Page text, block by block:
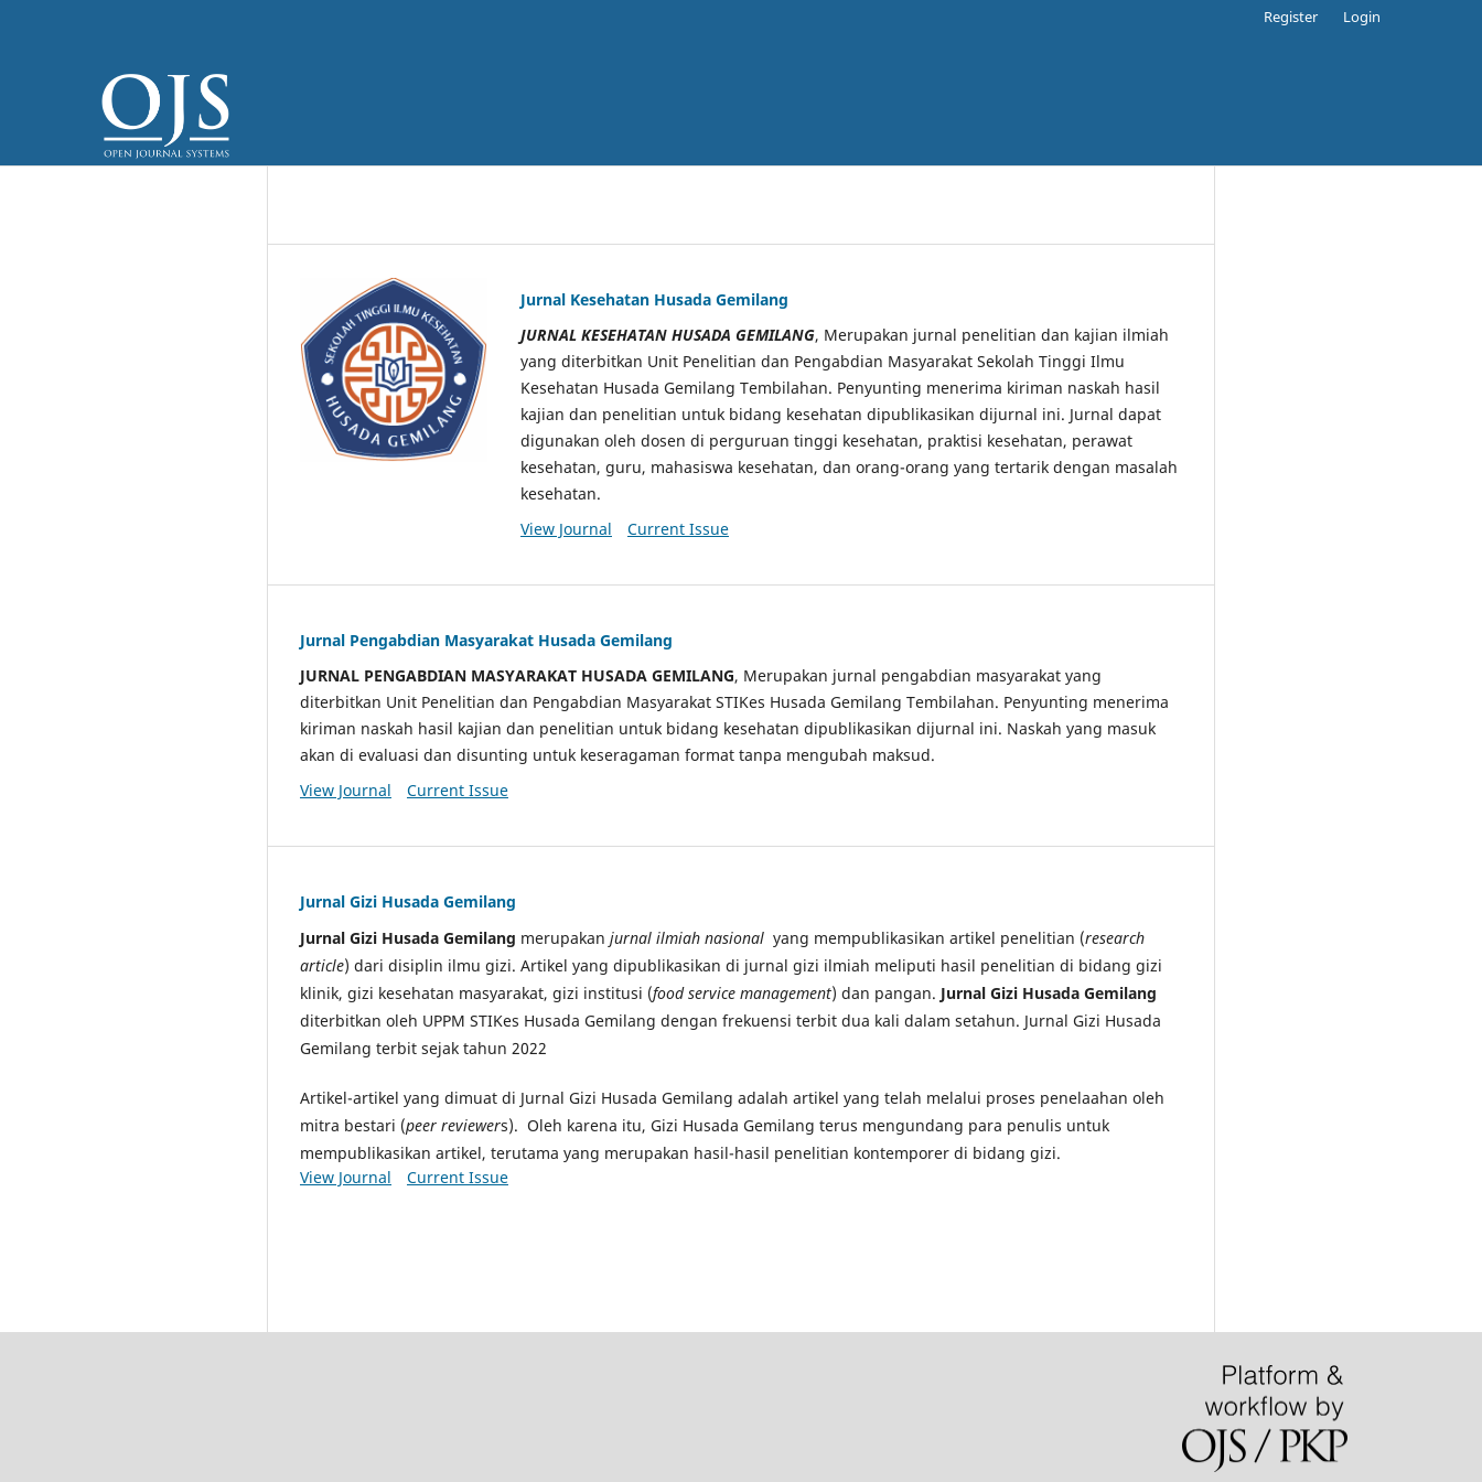
Register Login
Jurnal Kesehatan Husada Gemilang
JURNAL KESEHATAN HUSADA GEMILANG, Merupakan jurnal penelitian dan kajian ilmiah
yang diterbitkan Unit Penelitian dan Pengabdian Masyarakat Sekolah Tinggi Ilmu
Kesehatan Husada Gemilang Tembilahan. Penyunting menerima kiriman naskah hasil
kajian dan penelitian untuk bidang kesehatan dipublikasikan dijurnal ini. Jurnal dapat
digunakan oleh dosen di perguruan tinggi kesehatan, praktisi kesehatan, perawat
kesehatan, guru, mahasiswa kesehatan, dan orang-orang yang tertarik dengan masalah
kesehatan.
View Journal
Current Issue
Jurnal Pengabdian Masyarakat Husada Gemilang
JURNAL PENGABDIAN MASYARAKAT HUSADA GEMILANG, Merupakan jurnal pengabdian masyarakat yang
diterbitkan Unit Penelitian dan Pengabdian Masyarakat STIKes Husada Gemilang Tembilahan. Penyunting menerima
kiriman naskah hasil kajian dan penelitian untuk bidang kesehatan dipublikasikan dijurnal ini. Naskah yang masuk
akan di evaluasi dan disunting untuk keseragaman format tanpa mengubah maksud.
View Journal
Current Issue
Jurnal Gizi Husada Gemilang
Jurnal Gizi Husada Gemilang merupakan jurnal ilmiah nasional yang mempublikasikan artikel penelitian (research
article) dari disiplin ilmu gizi. Artikel yang dipublikasikan di jurnal gizi ilmiah meliputi hasil penelitian di bidang gizi
klinik, gizi kesehatan masyarakat, gizi institusi (food service management) dan pangan. Jurnal Gizi Husada Gemilang
diterbitkan oleh UPPM STIKes Husada Gemilang dengan frekuensi terbit dua kali dalam setahun. Jurnal Gizi Husada
Gemilang terbit sejak tahun 2022
Artikel-artikel yang dimuat di Jurnal Gizi Husada Gemilang adalah artikel yang telah melalui proses penelaahan oleh
mitra bestari (peer reviewers). Oleh karena itu, Gizi Husada Gemilang terus mengundang para penulis untuk
mempublikasikan artikel, terutama yang merupakan hasil-hasil penelitian kontemporer di bidang gizi.
View Journal
Current Issue